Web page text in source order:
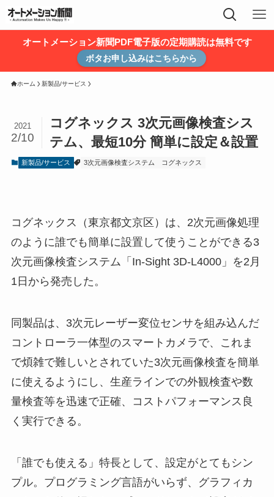
オートメーション新聞PDF電子版の定期購読は無料です
ボタお申し込みはこちらから
ホーム 新製品/サービス
コグネックス 3次元画像検査シス
テム、最短10分 簡単に設定＆設置
2021
2/10
新製品/サービス 3次元画像検査システム コグネックス
コグネックス（東京都文京区）は、2次元画像処理
のように誰でも簡単に設置して使うことができる3
次元画像検査システム「In-Sight 3D-L4000」を2月
1日から発売した。
同製品は、3次元レーザー変位センサを組み込んだ
コントローラ一体型のスマートカメラで、これま
で煩雑で難しいとされていた3次元画像検査を簡単
に使えるようにし、生産ラインでの外観検査や数
量検査等を迅速で正確、コストパフォーマンス良
く実行できる。
「誰でも使える」特長として、設定がとてもシン
プル。プログラミング言語がいらず、グラフィカ